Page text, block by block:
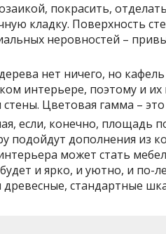
покрасить,
кладку. Поверхность
неровностей –
нет ничего, но
интерьере, поэтому и
Цветовая гамма –
если, конечно, площадь
подойдут дополнения из
может стать
и ярко, и уютно, и по-
стандартные